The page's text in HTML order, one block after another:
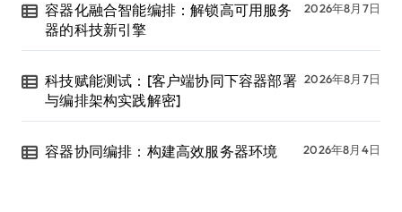
容器化融合智能编排：解锁高可用服务
器的科技新引擎
2026年8月7日
科技赋能测试：[客户端协同下容器部署
与编排架构实践解密]
2026年8月7日
容器协同编排：构建高效服务器环境 2026年8月4日